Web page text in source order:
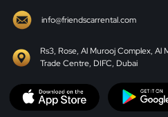
info@friendscarrental.com
Rs3, Rose, Al Murooj Complex, Al
Trade Centre, DIFC, Dubai